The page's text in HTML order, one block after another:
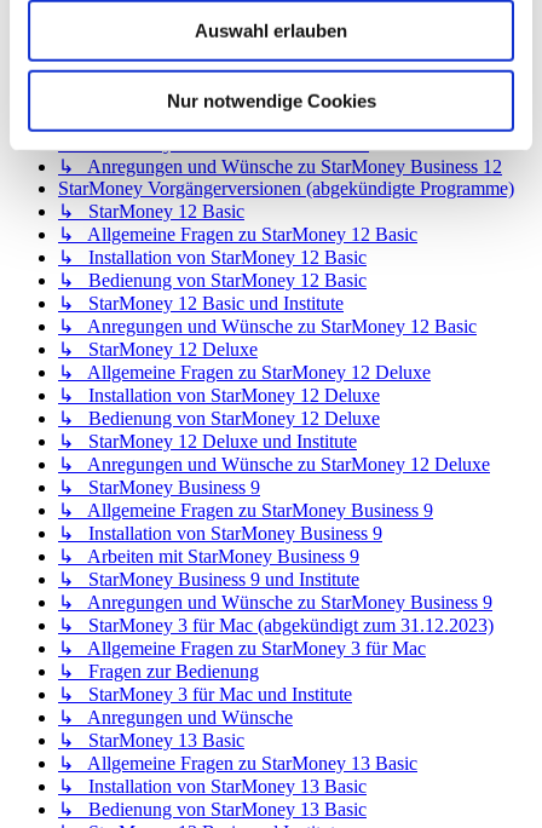
Auswahl erlauben
Nur notwendige Cookies
↳ StarMoney App für Mac
↳ Anregungen und Wünsche
↳ Allgemeine Fragen zu StarMoney Business 12
↳ Installation von StarMoney Business 12
↳ Anregungen und Wünsche zu StarMoney Business 12
StarMoney Vorgängerversionen (abgekündigte Programme)
↳ StarMoney 12 Basic
↳ Allgemeine Fragen zu StarMoney 12 Basic
↳ Installation von StarMoney 12 Basic
↳ Bedienung von StarMoney 12 Basic
↳ StarMoney 12 Basic und Institute
↳ Anregungen und Wünsche zu StarMoney 12 Basic
↳ StarMoney 12 Deluxe
↳ Allgemeine Fragen zu StarMoney 12 Deluxe
↳ Installation von StarMoney 12 Deluxe
↳ Bedienung von StarMoney 12 Deluxe
↳ StarMoney 12 Deluxe und Institute
↳ Anregungen und Wünsche zu StarMoney 12 Deluxe
↳ StarMoney Business 9
↳ Allgemeine Fragen zu StarMoney Business 9
↳ Installation von StarMoney Business 9
↳ Arbeiten mit StarMoney Business 9
↳ StarMoney Business 9 und Institute
↳ Anregungen und Wünsche zu StarMoney Business 9
↳ StarMoney 3 für Mac (abgekündigt zum 31.12.2023)
↳ Allgemeine Fragen zu StarMoney 3 für Mac
↳ Fragen zur Bedienung
↳ StarMoney 3 für Mac und Institute
↳ Anregungen und Wünsche
↳ StarMoney 13 Basic
↳ Allgemeine Fragen zu StarMoney 13 Basic
↳ Installation von StarMoney 13 Basic
↳ Bedienung von StarMoney 13 Basic